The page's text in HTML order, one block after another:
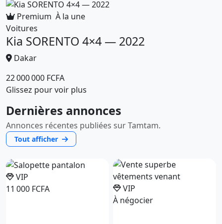
Premium À la une
Voitures
Kia SORENTO 4×4 — 2022
Dakar
22 000 000 FCFA
Glissez pour voir plus
Dernières annonces
Annonces récentes publiées sur Tamtam.
Tout afficher
VIP
11 000 FCFA
VIP
À négocier